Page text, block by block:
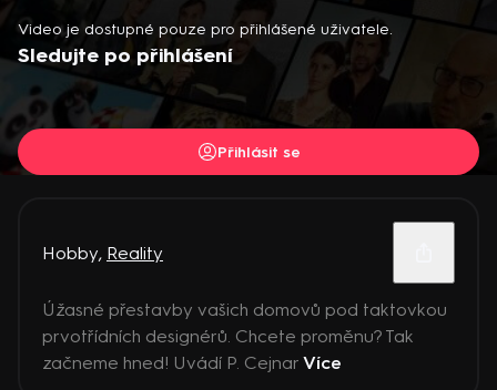
Video je dostupné pouze pro přihlášené uživatele.
Sledujte po přihlášení
Přihlásit se
Hobby, Reality
Úžasné přestavby vašich domovů pod taktovkou
prvotřídních designérů. Chcete proměnu? Tak
začneme hned! Uvádí P. Cejnar Více